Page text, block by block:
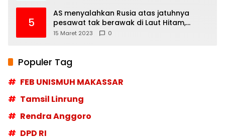
5
AS menyalahkan Rusia atas jatuhnya
pesawat tak berawak di Laut Hitam,
Moskow menyangkal
15 Maret 2023 0
Populer Tag
FEB UNISMUH MAKASSAR
Tamsil Linrung
Rendra Anggoro
DPD RI